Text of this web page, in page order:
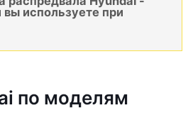
вы используете при
по моделям